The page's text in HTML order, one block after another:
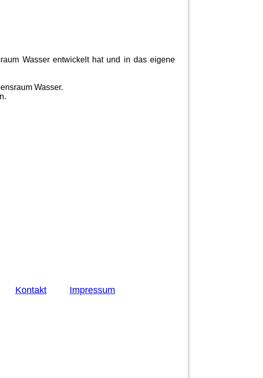
Wasser entwickelt hat und in das eigene
Wasser.
Kontakt Impressum